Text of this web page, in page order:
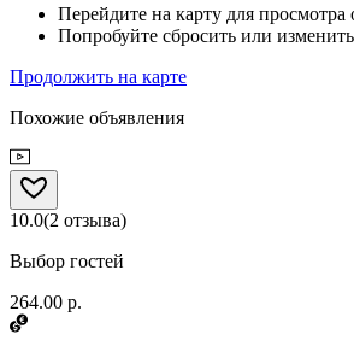
Перейдите на карту для
Попробуйте сбросить или
Продолжить на карте
Похожие объявления
10.0(2 отзыва)
Выбор гостей
264.00 р.